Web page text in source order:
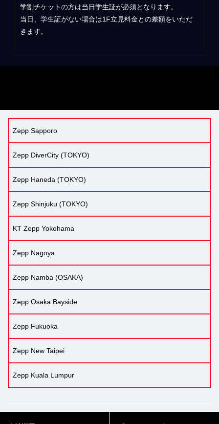
学割チケットの方は当日学生証が必須となります。
当日、学生証がない場合は1F立見料金との差額をいただ
きます。
Zepp Sapporo
Zepp DiverCity (TOKYO)
Zepp Haneda (TOKYO)
Zepp Shinjuku (TOKYO)
KT Zepp Yokohama
Zepp Nagoya
Zepp Namba (OSAKA)
Zepp Osaka Bayside
Zepp Fukuoka
Zepp New Taipei
Zepp Kuala Lumpur